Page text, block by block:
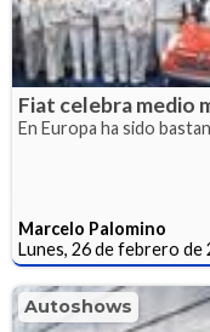
Fiat celebra medio
En Europa ha sido
Marcelo Palomino
Lunes, 26 de febrero de
Autoshows